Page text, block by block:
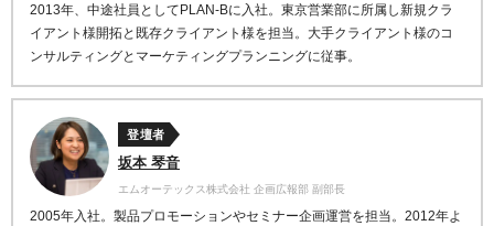
2013年、中途社員としてPLAN-Bに入社。東京営業部に所属し新規クラ
イアント様開拓と既存クライアント様を担当。大手クライアント様のコ
ンサルティングとマーケティングプランニングに従事。
登壇者
坂本 琴音
エムオーテックス株式会社 企画広報部 副部長
2005年入社。製品プロモーションやセミナー企画運営を担当。2012年よ